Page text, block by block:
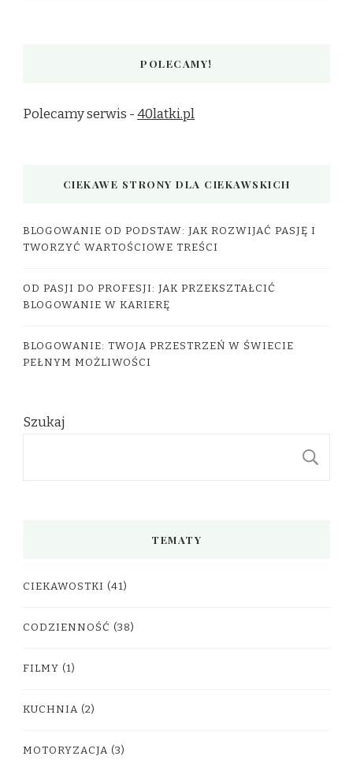
POLECAMY!
Polecamy serwis -40latki.pl
CIEKAWE STRONY DLA CIEKAWSKICH
BLOGOWANIE OD PODSTAW: JAK ROZWIJAĆ PASJĘ I
TWORZYĆ WARTOŚCIOWE TREŚCI
OD PASJI DO PROFESJI: JAK PRZEKSZTAŁCIĆ
BLOGOWANIE W KARIERĘ
BLOGOWANIE: TWOJA PRZESTRZEŃ W ŚWIECIE
PEŁNYM MOŻLIWOŚCI
Szukaj
TEMATY
CIEKAWOSTKI (41)
CODZIENNOŚĆ (38)
FILMY (1)
KUCHNIA (2)
MOTORYZACJA (3)